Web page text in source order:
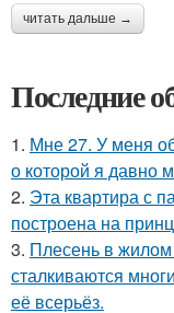
читать дальше →
Последние
1. Мне 27. У меня
о которой я давно
2. Эта квартира с
построена на
3. Плесень в
сталкиваются
её всерьёз.